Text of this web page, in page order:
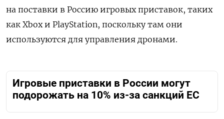
на поставки в Россию игровых приставок, таких
как Xbox и PlayStation, поскольку там они
используются для управления дронами.
Игровые приставки в России могут
подорожать на 10% из-за санкций ЕС